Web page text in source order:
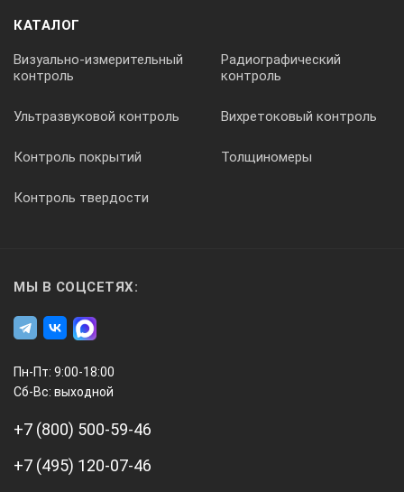
КАТАЛОГ
Визуально-измерительный
контроль
Радиографический
контроль
Ультразвуковой контроль Вихретоковый контроль
Контроль покрытий Толщиномеры
Контроль твердости
МЫ В СОЦСЕТЯХ:
Пн-Пт: 9:00-18:00
Сб-Вс: выходной
+7 (800) 500-59-46
+7 (495) 120-07-46